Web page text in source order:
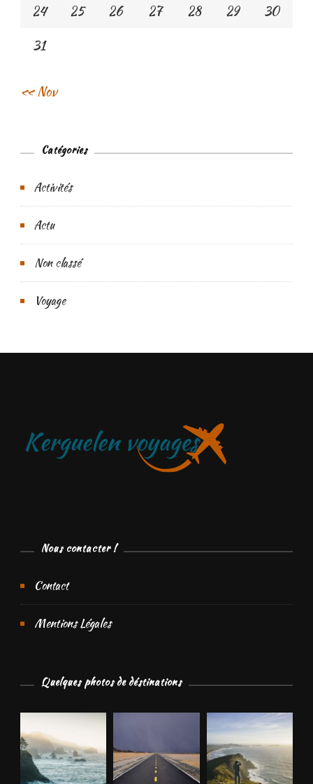
24
25 26 27 28 29
30
31
« Nov
Catégories
Activités
Actu
Non classé
Voyage
Nous contacter !
Contact
Mentions Légales
Quelques photos de déstinations